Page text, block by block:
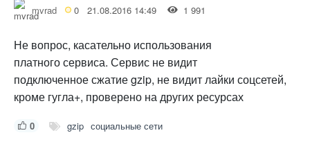
mvrad 0 21.08.2016 14:49 1 991
Не вопрос, касательно использования
платного сервиса. Сервис не видит
подключенное сжатие gzip, не видит лайки соцсетей,
кроме гугла+, проверено на других ресурсах
0 gzip социальные сети